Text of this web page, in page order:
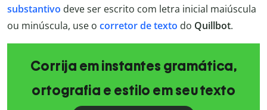
substantivo deve ser escrito com letra inicial maiúscula
ou minúscula, use o corretor de texto do Quillbot.
Corrija em instantes gramática,
ortografia e estilo em seu texto